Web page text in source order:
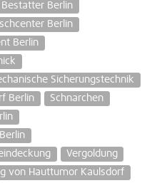
Berlin
Berlin
Berlin
Sicherungstechnik
Berlin
Schnarchen
Vergoldung
von Hauttumor Kaulsdorf